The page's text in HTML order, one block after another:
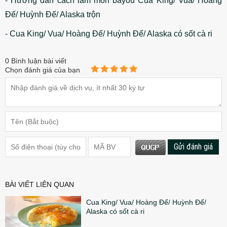
Đế/ Huỳnh Đế/ Alaska trộn
- Cua King/ Vua/ Hoàng Đế/ Huỳnh Đế/ Alaska có sốt cà ri
0 Bình luận bài viết
Chọn đánh giá của bạn
Gửi đánh giá
BÀI VIẾT LIÊN QUAN
Cua King/ Vua/ Hoàng Đế/ Huỳnh Đế/
Alaska có sốt cà ri